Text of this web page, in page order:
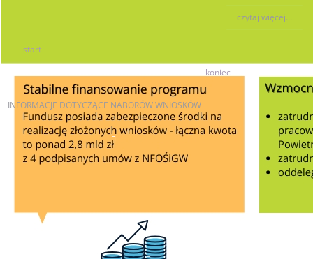
czytaj więcej...
start
105
106 107 koniec
INFORMACJE DOTYCZĄCE NABORÓW WNIOSKÓW
AKTUALNE NABORY